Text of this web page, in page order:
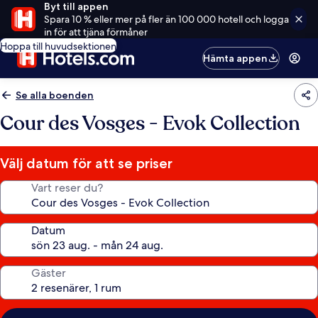
Byt till appen
Spara 10 % eller mer på fler än 100 000 hotell och logga
in för att tjäna förmåner
Hoppa till huvudsektionen
Hämta appen
Se alla boenden
Cour des Vosges - Evok Collection
Välj datum för att se priser
Vart reser du?
Datum
Gäster